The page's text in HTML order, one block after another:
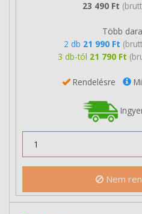
23 490 Ft
Több
2 db 21 990 Ft
3 db-tól 21 790 Ft
Rendelésre
Nem